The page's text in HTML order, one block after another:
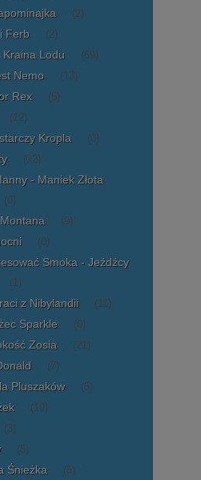
(2)
Ferb (2)
Kraina Lodu (69)
Nemo (13)
Rex (5)
(12)
Kropla (0)
(22)
- Maniek Złota
(0)
(9)
(0)
Smoka - Jeźdźcy
(1)
z Nibylandii (11)
Sparkle (0)
Zosia (21)
(7)
Pluszaków (5)
(19)
(3)
(5)
Śnieżka (5)